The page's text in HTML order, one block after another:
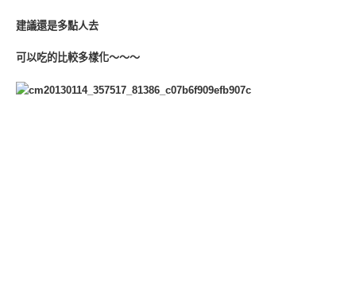
建議還是多點人去
可以吃的比較多樣化～～～